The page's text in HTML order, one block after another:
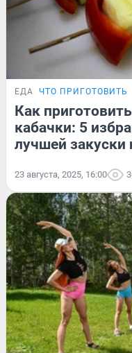
ЕДА ЧТО ПРИГОТОВИТЬ
Как
кабачки: 5
лучшей закуски
23 августа, 2025, 16:00